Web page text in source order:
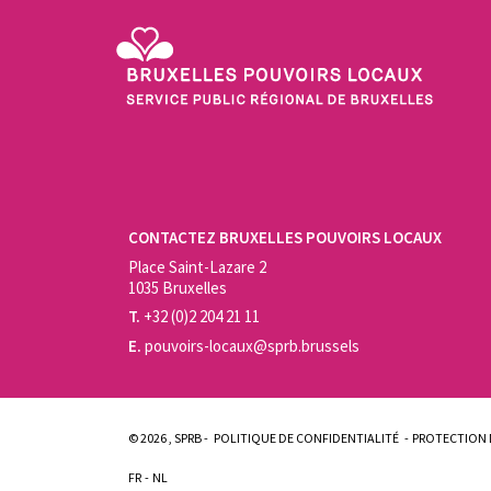
CONTACTEZ BRUXELLES POUVOIRS LOCAUX
Place Saint-Lazare 2
1035 Bruxelles
T. +32 (0)2 204 21 11
E. pouvoirs-locaux@sprb.brussels
© 2026 , SPRB - POLITIQUE DE CONFIDENTIALITÉ PROTECTION
FR NL